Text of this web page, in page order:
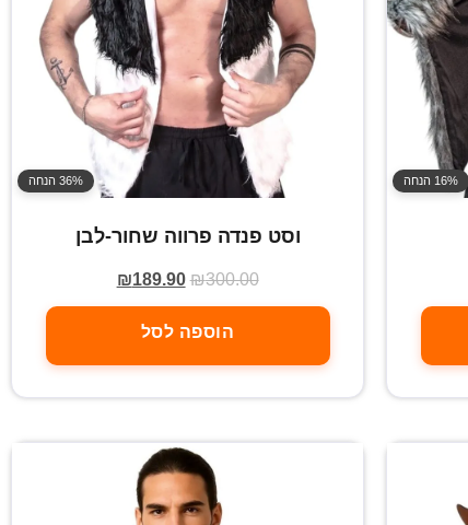
16% הנחה 36% הנחה
וסט פנדה פרווה שחור-לבן
₪300.00
₪189.90
הוספה לסל